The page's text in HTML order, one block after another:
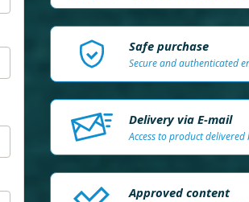
Safe purchase
Secure and authenticated
Delivery via E-mail
Access to product delivered
Approved content